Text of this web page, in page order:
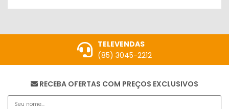
TELEVENDAS
(85) 3045-2212
RECEBA OFERTAS COM PREÇOS EXCLUSIVOS